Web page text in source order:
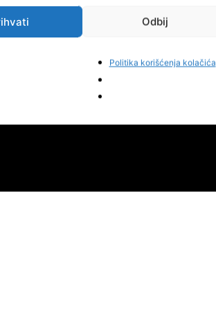
Odbij
Politika korišćenja kolačića